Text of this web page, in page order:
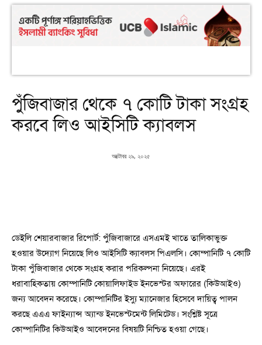
পুঁজিবাজার থেকে ৭ কোটি টাকা সংগ্রহ
করবে লিও আইসিটি ক্যাবলস
অক্টোবর ২৯, ২০২৫
ডেইলি শেয়ারবাজার রিপোর্ট: পুঁজিবাজারে এসএমই খাতে তালিকাভুক্ত
হওয়ার উদ্যোগ নিয়েছে লিও আইসিটি ক্যাবলস পিএলসি। কোম্পানিটি ৭ কোটি
টাকা পুঁজিবাজার থেকে সংগ্রহ করার পরিকল্পনা নিয়েছে। এরই
ধরাবাহিকতায় কোম্পানিটি কোয়ালিফাইড ইনভেস্টর অফারের (কিউআইও)
জন্য আবেদন করেছে। কোম্পানিটির ইস্যু ম্যানেজার হিসেবে দায়িত্ব পালন
করছে এএএ ফাইন্যান্স অ্যান্ড ইনভেস্টমেন্ট লিমিটেড। সংশ্লিষ্ট সূত্রে
কোম্পানিটির কিউআইও আবেদনের বিষয়টি নিশ্চিত হওয়া গেছে।